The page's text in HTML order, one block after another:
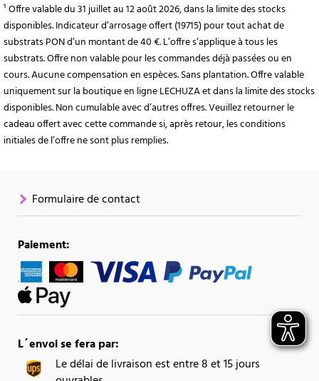
¹ Offre valable du 31 juillet au 12 août 2026, dans la limite des stocks
disponibles. Indicateur d’arrosage offert (19715) pour tout achat de
substrats PON d’un montant de 40 €. L’offre s’applique à tous les
substrats. Offre non valable pour les commandes déjà passées ou en
cours. Aucune compensation en espèces. Sans plantation. Offre valable
uniquement sur la boutique en ligne LECHUZA et dans la limite des stocks
disponibles. Non cumulable avec d’autres offres. Veuillez retourner le
cadeau offert avec cette commande si, après retour, les conditions
initiales de l’offre ne sont plus remplies.
Formulaire de contact
Paiement:
L´envoi se fera par:
Le délai de livraison est entre 8 et 15 jours